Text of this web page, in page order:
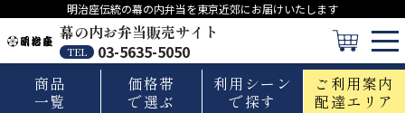
明治座伝統の幕の内弁当を東京近郊にお届けいたします
幕の内お弁当販売サイト
TEL
03-5635-5050
商品
一覧
価格帯
で選ぶ
利用シーン
で探す
ご利用案内
配達エリア